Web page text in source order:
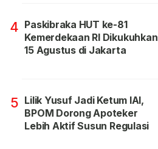
4 Paskibraka HUT ke-81
Kemerdekaan RI Dikukuhkan
15 Agustus di Jakarta
5 Lilik Yusuf Jadi Ketum IAI,
BPOM Dorong Apoteker
Lebih Aktif Susun Regulasi